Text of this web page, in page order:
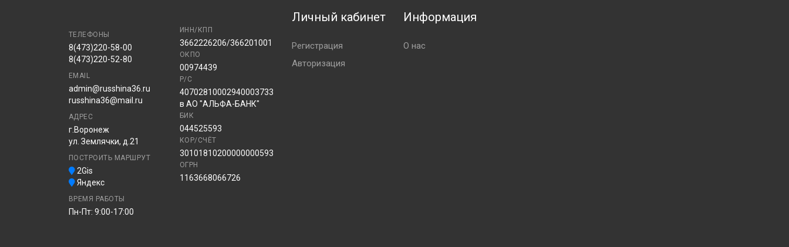
ТЕЛЕФОНЫ
8(473)220-58-00
8(473)220-52-80
EMAIL
admin@russhina36.ru
russhina36@mail.ru
АДРЕС
г.Воронеж
ул. Землячки, д.21
ПОСТРОИТЬ МАРШРУТ
2Gis
Яндекс
ВРЕМЯ РАБОТЫ
Пн-Пт: 9:00-17:00
ИНН/КПП
3662226206/366201001
ОКПО
00974439
Р/С
40702810002940003733
в АО "АЛЬФА-БАНК"
БИК
044525593
КОР/СЧЁТ
30101810200000000593
ОГРН
1163668066726
Личный кабинет
Регистрация
Авторизация
Информация
О нас